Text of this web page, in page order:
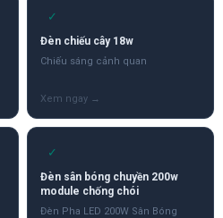
✓
Đèn chiếu cây 18w
Chiếu sáng cảnh quan
✓
Đèn sân bóng chuyền 200w
module chống chói
Đèn Pha LED 200W Sân Bóng